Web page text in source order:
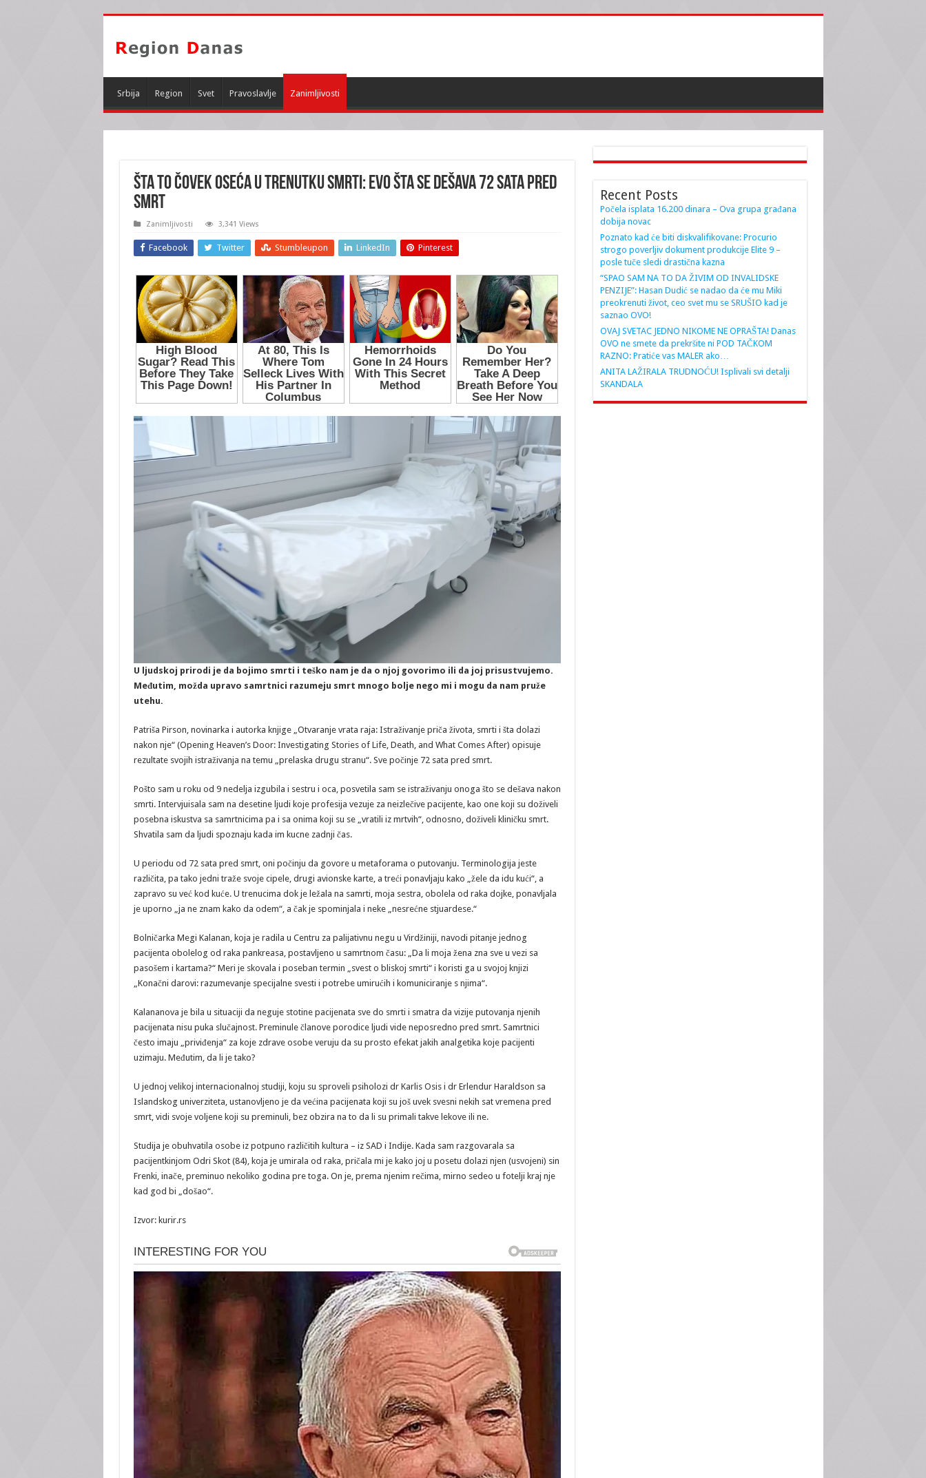
Srbija Region Svet Pravoslavlje Zanimljivosti
ŠTA TO ČOVEK OSEĆA U TRENUTKU SMRTI: Evo šta se dešava 72 sata pred
smrt
Zanimljivosti 3,341 Views
Facebook Twitter Stumbleupon LinkedIn Pinterest
U ljudskoj prirodi je da bojimo smrti i teško nam je da o njoj govorimo ili da joj prisustvujemo.
Međutim, možda upravo samrtnici razumeju smrt mnogo bolje nego mi i mogu da nam pruže
utehu.
Patriša Pirson, novinarka i autorka knjige „Otvaranje vrata raja: Istraživanje priča života, smrti i šta dolazi
nakon nje“ (Opening Heaven’s Door: Investigating Stories of Life, Death, and What Comes After) opisuje
rezultate svojih istraživanja na temu „prelaska drugu stranu“. Sve počinje 72 sata pred smrt.
Pošto sam u roku od 9 nedelja izgubila i sestru i oca, posvetila sam se istraživanju onoga što se dešava nakon
smrti. Intervjuisala sam na desetine ljudi koje profesija vezuje za neizlečive pacijente, kao one koji su doživeli
posebna iskustva sa samrtnicima pa i sa onima koji su se „vratili iz mrtvih“, odnosno, doživeli kliničku smrt.
Shvatila sam da ljudi spoznaju kada im kucne zadnji čas.
U periodu od 72 sata pred smrt, oni počinju da govore u metaforama o putovanju. Terminologija jeste
različita, pa tako jedni traže svoje cipele, drugi avionske karte, a treći ponavljaju kako „žele da idu kući“, a
zapravo su već kod kuće. U trenucima dok je ležala na samrti, moja sestra, obolela od raka dojke, ponavljala
je uporno „ja ne znam kako da odem“, a čak je spominjala i neke „nesrećne stjuardese.“
Bolničarka Megi Kalanan, koja je radila u Centru za palijativnu negu u Virdžiniji, navodi pitanje jednog
pacijenta obolelog od raka pankreasa, postavljeno u samrtnom času: „Da li moja žena zna sve u vezi sa
pasošem i kartama?“ Meri je skovala i poseban termin „svest o bliskoj smrti“ i koristi ga u svojoj knjizi
„Konačni darovi: razumevanje specijalne svesti i potrebe umirućih i komuniciranje s njima“.
Kalananova je bila u situaciji da neguje stotine pacijenata sve do smrti i smatra da vizije putovanja njenih
pacijenata nisu puka slučajnost. Preminule članove porodice ljudi vide neposredno pred smrt. Samrtnici
često imaju „priviđenja“ za koje zdrave osobe veruju da su prosto efekat jakih analgetika koje pacijenti
uzimaju. Međutim, da li je tako?
U jednoj velikoj internacionalnoj studiji, koju su sproveli psiholozi dr Karlis Osis i dr Erlendur Haraldson sa
Islandskog univerziteta, ustanovljeno je da većina pacijenata koji su još uvek svesni nekih sat vremena pred
smrt, vidi svoje voljene koji su preminuli, bez obzira na to da li su primali takve lekove ili ne.
Studija je obuhvatila osobe iz potpuno različitih kultura – iz SAD i Indije. Kada sam razgovarala sa
pacijentkinjom Odri Skot (84), koja je umirala od raka, pričala mi je kako joj u posetu dolazi njen (usvojeni) sin
Frenki, inače, preminuo nekoliko godina pre toga. On je, prema njenim rečima, mirno sedeo u fotelji kraj nje
kad god bi „došao“.
Izvor: kurir.rs
Recent Posts
Počela isplata 16.200 dinara – Ova grupa građana
dobija novac
Poznato kad će biti diskvalifikovane: Procurio
strogo poverljiv dokument produkcije Elite 9 –
posle tuče sledi drastična kazna
“SPAO SAM NA TO DA ŽIVIM OD INVALIDSKE
PENZIJE”: Hasan Dudić se nadao da će mu Miki
preokrenuti život, ceo svet mu se SRUŠIO kad je
saznao OVO!
OVAJ SVETAC JEDNO NIKOME NE OPRAŠTA! Danas
OVO ne smete da prekršite ni POD TAČKOM
RAZNO: Pratiće vas MALER ako…
ANITA LAŽIRALA TRUDNOĆU! Isplivali svi detalji
SKANDALA